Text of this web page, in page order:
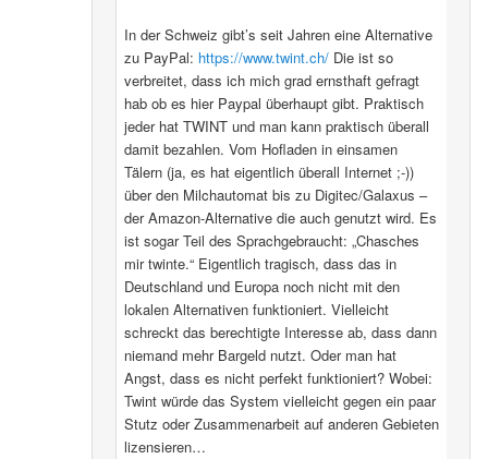
In der Schweiz gibt’s seit Jahren eine Alternative
zu PayPal: https://www.twint.ch/Die ist so
verbreitet, dass ich mich grad ernsthaft gefragt
hab ob es hier Paypal überhaupt gibt. Praktisch
jeder hat TWINT und man kann praktisch überall
damit bezahlen. Vom Hofladen in einsamen
Tälern (ja, es hat eigentlich überall Internet ;-))
über den Milchautomat bis zu Digitec/Galaxus –
der Amazon-Alternative die auch genutzt wird. Es
ist sogar Teil des Sprachgebraucht: „Chasches
mir twinte.“ Eigentlich tragisch, dass das in
Deutschland und Europa noch nicht mit den
lokalen Alternativen funktioniert. Vielleicht
schreckt das berechtigte Interesse ab, dass dann
niemand mehr Bargeld nutzt. Oder man hat
Angst, dass es nicht perfekt funktioniert? Wobei:
Twint würde das System vielleicht gegen ein paar
Stutz oder Zusammenarbeit auf anderen Gebieten
lizensieren…